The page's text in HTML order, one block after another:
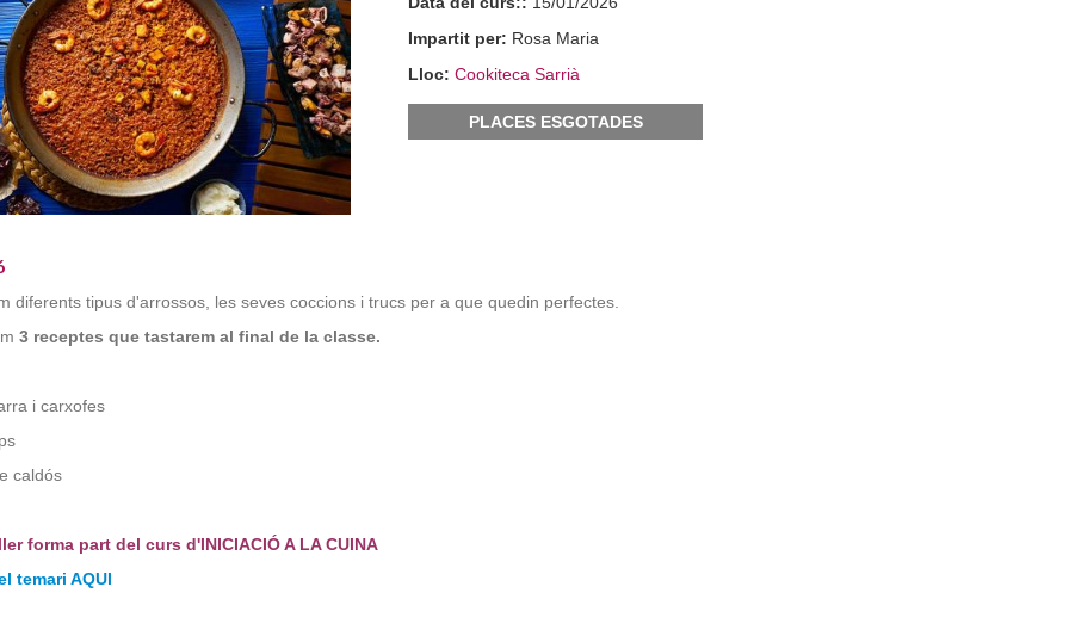
Impartit per: Rosa Maria
Lloc:Cookiteca Sarrià
PLACES ESGOTADES
diferents tipus d'arrossos, les seves coccions i trucs per a que quedin perfectes.
3 receptes que tastarem al final de la classe.
i carxofes
caldós
forma part del curs d'INICIACIÓ A LA CUINA
temari AQUI